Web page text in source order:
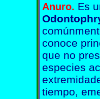
Anuro. Es
conoce
que no
especies
tiempo,